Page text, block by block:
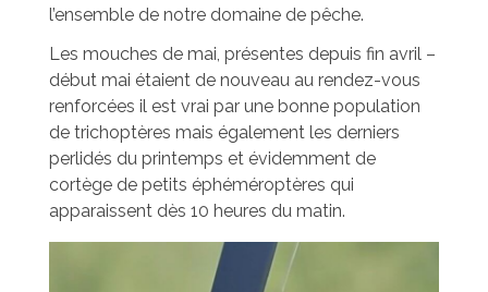
l’ensemble de notre domaine de pêche.
Les mouches de mai, présentes depuis fin avril –
début mai étaient de nouveau au rendez-vous
renforcées il est vrai par une bonne population
de trichoptères mais également les derniers
perlidés du printemps et évidemment de
cortège de petits éphéméroptères qui
apparaissent dès 10 heures du matin.